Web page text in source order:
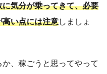
気分が乗ってきて、必要
い点には注意しましょ
、稼ごうと思ってやって